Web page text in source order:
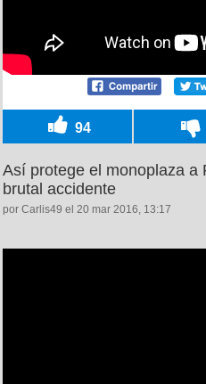
94
Así protege el monoplaza a
brutal accidente
por Carlis49 el 20 mar 2016, 13:17